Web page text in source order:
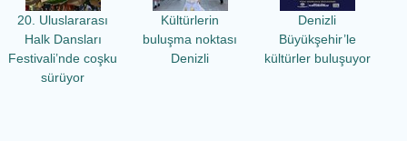
20. Uluslararası
Halk Dansları
Festivali’nde coşku
sürüyor
Kültürlerin
buluşma noktası
Denizli
Denizli
Büyükşehir’le
kültürler buluşuyor